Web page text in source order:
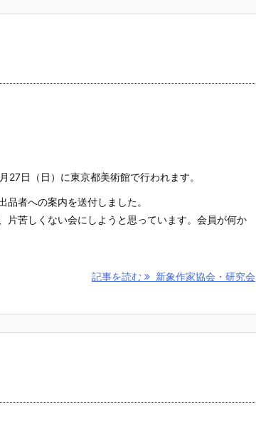
27日（日）に東京都美術館で行われます。
品者への案内を送付しました。
片苦しくない会にしようと思っています。会員が何か
記事を読む 新象作家協会・研究会